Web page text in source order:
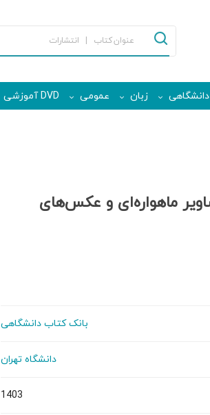
دانشگاهی زبان عمومی DVD آموزشی
ماهواره‌ای و عکس‌های
بانک کتاب دانشگاهی
دانشگاه تهران
1403